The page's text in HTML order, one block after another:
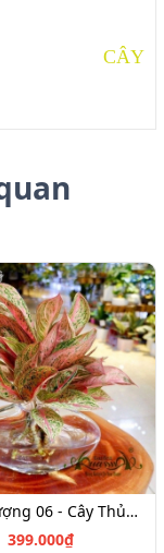
CÂY
Thịnh Vượng 06 - Cây Thủy Canh
399.000₫